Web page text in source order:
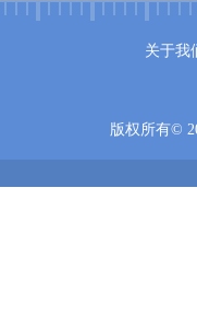
关于我
版权所有©